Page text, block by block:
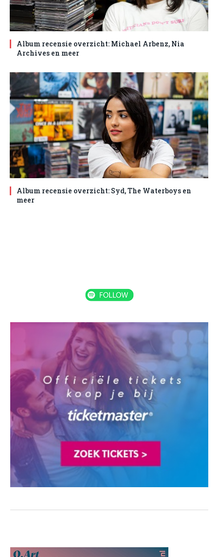
Album recensie overzicht: Michael Arbenz, Nia
Archives en meer
Album recensie overzicht: Syd, The Waterboys en
meer